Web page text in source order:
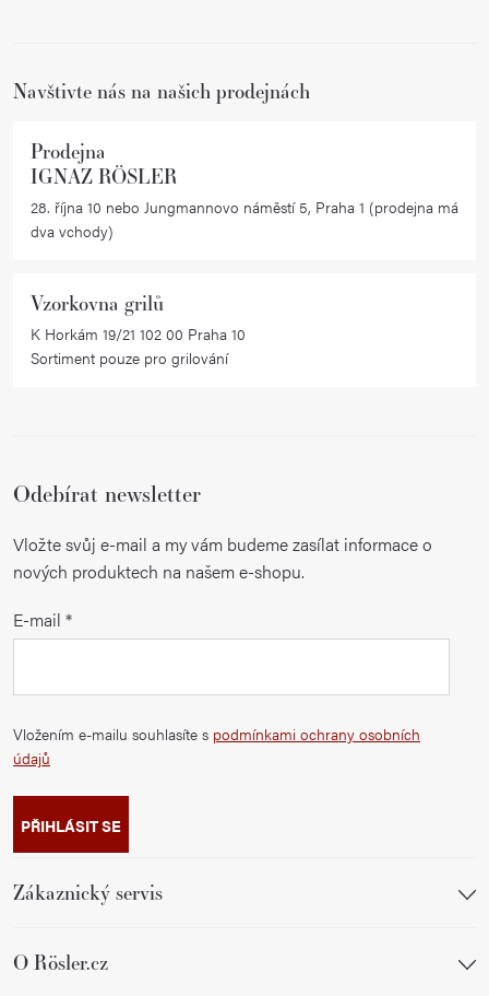
Navštivte nás na našich prodejnách
Prodejna
IGNAZ RÖSLER
28. října 10 nebo Jungmannovo náměstí 5, Praha 1 (prodejna má
dva vchody)
Vzorkovna grilů
K Horkám 19/21 102 00 Praha 10
Sortiment pouze pro grilování
Odebírat newsletter
Vložte svůj e-mail a my vám budeme zasílat informace o
nových produktech na našem e-shopu.
E-mail
Vložením e-mailu souhlasíte s podmínkami ochrany osobních
údajů
PŘIHLÁSIT SE
Zákaznický servis
O Rösler.cz